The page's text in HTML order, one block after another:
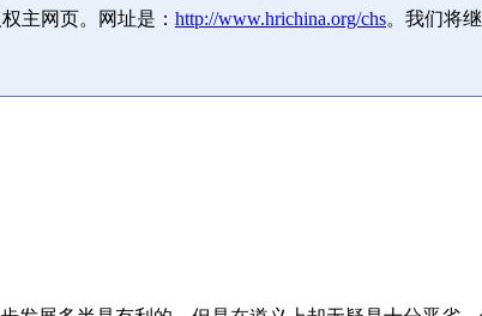
主网页。网址是： http://www.hrichina.org/chs。我们将